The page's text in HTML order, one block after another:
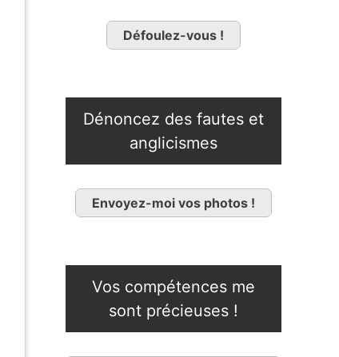
Défoulez-vous !
Dénoncez des fautes et
anglicismes
Envoyez-moi vos photos !
Vos compétences me
sont précieuses !